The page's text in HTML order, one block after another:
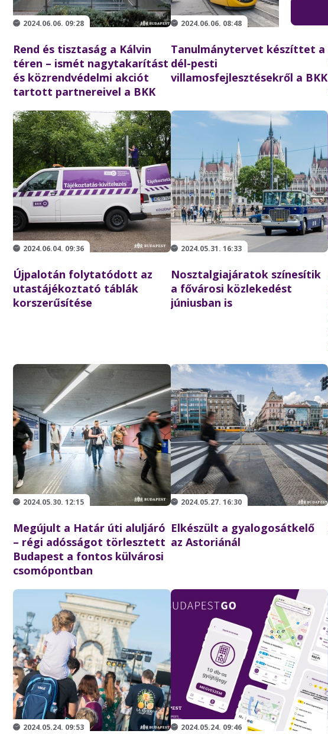
2024.06.06. 09:28
Rend és tisztaság a Kálvin
téren – ismét nagytakarítást
és közrendvédelmi akciót
tartott partnereivel a BKK
2024.06.06. 08:48
Tanulmánytervet készíttet a
dél-pesti
villamosfejlesztésekről a BKK
2024.06.04. 09:36
Újpalotán folytatódott az
utastájékoztató táblák
korszerűsítése
2024.05.31. 16:33
Nosztalgiajáratok színesítik
a fővárosi közlekedést
júniusban is
2024.05.30. 12:15
Megújult a Határ úti aluljáró
– régi adósságot törlesztett
Budapest a fontos külvárosi
csomópontban
2024.05.27. 16:30
Elkészült a gyalogosátkelő
az Astoriánál
2024.05.24. 09:53 2024.05.24. 09:46